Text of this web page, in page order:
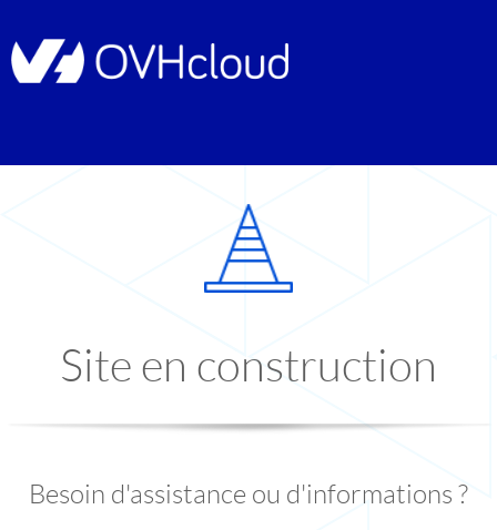
Site en construction
Besoin d'assistance ou d'informations ?